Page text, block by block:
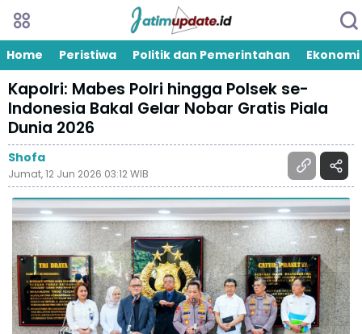
Home Peristiwa Politik dan Pemerintahan Ekonomi
Kapolri: Mabes Polri hingga Polsek se-
Indonesia Bakal Gelar Nobar Gratis Piala
Dunia 2026
Shofa
Jumat, 12 Jun 2026 03:12 WIB